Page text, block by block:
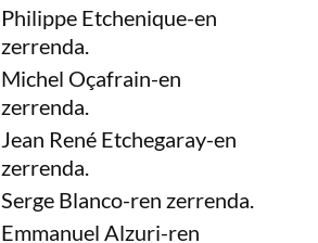
Philippe Etchenique-en
zerrenda.
Michel Oçafrain-en
zerrenda.
Jean René Etchegaray-en
zerrenda.
Serge Blanco-ren zerrenda.
Emmanuel Alzuri-ren